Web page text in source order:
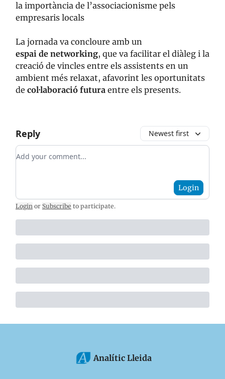
la importància de l’associacionisme pels
empresaris locals
La jornada va concloure amb un
espai de networking, que va facilitar el diàleg i la
creació de vincles entre els assistents en un
ambient més relaxat, afavorint les oportunitats
de col·laboració futura entre els presents.
Reply Newest first
Add your comment
Login
Login or Subscribe to participate.
Analític Lleida